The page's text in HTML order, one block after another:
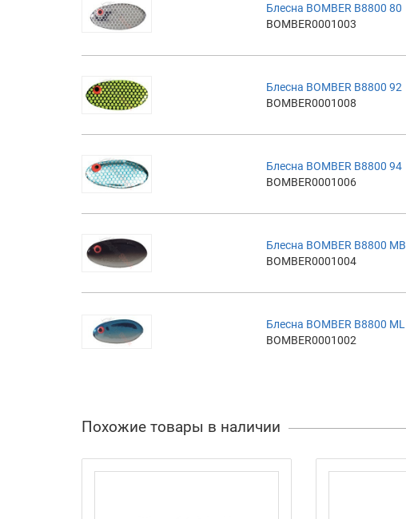
Блесна BOMBER B8800 80
BOMBER0001003
Блесна BOMBER B8800 92
BOMBER0001008
Блесна BOMBER B8800 94
BOMBER0001006
Блесна BOMBER B8800 MB
BOMBER0001004
Блесна BOMBER B8800 ML
BOMBER0001002
Похожие товары в наличии